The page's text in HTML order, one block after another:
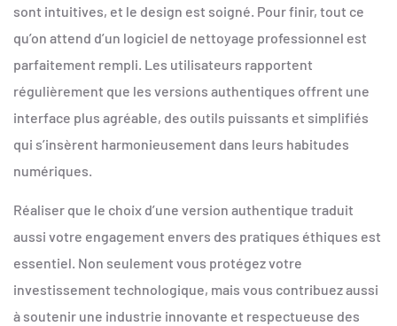
sont intuitives, et le design est soigné. Pour finir, tout ce
qu’on attend d’un logiciel de nettoyage professionnel est
parfaitement rempli. Les utilisateurs rapportent
régulièrement que les versions authentiques offrent une
interface plus agréable, des outils puissants et simplifiés
qui s’insèrent harmonieusement dans leurs habitudes
numériques.
Réaliser que le choix d’une version authentique traduit
aussi votre engagement envers des pratiques éthiques est
essentiel. Non seulement vous protégez votre
investissement technologique, mais vous contribuez aussi
à soutenir une industrie innovante et respectueuse des